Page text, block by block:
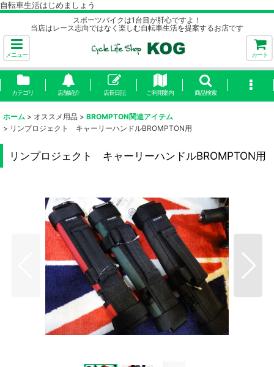
自転車生活はじめましょう
スポーツバイクは1台目が肝心ですよ！
当店はレース志向ではなく楽しむ自転車生活を提案するお店です
メニュー カート
カテゴリ 店舗紹介 店長日記 ご利用案内 商品検索
ホーム > オススメ用品 > BROMPTON関連アイテム
> リンプロジェクト キャーリーハンドルBROMPTON用
リンプロジェクト キャーリーハンドルBROMPTON用